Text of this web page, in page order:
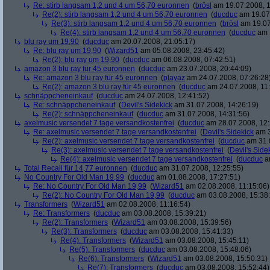
Re: stirb langsam 1,2 und 4 um 56,70 euronnen (brösl am 19.07.2008,
Re(2): stirb langsam 1,2 und 4 um 56,70 euronnen (ducduc am
Re(3): stirb langsam 1,2 und 4 um 56,70 euronnen (brösl am
Re(4): stirb langsam 1,2 und 4 um 56,70 euronnen (ducduc am
blu ray um 19,90 (ducduc am 20.07.2008, 21:05:17)
Re: blu ray um 19,90 (Wizard51 am 05.08.2008, 23:45:42)
Re(2): blu ray um 19,90 (ducduc am 06.08.2008, 07:42:51)
amazon 3 blu ray für 45 euronnen (ducduc am 23.07.2008, 20:44:09)
Re: amazon 3 blu ray für 45 euronnen (playaz am 24.07.2008,
Re(2): amazon 3 blu ray für 45 euronnen (ducduc am 24.07.2008,
schnäppcheneinkauf(ducduc am 24.07.2008, 12:41:52)
Re: schnäppcheneinkauf(Devil's Sidekick am 31.07.2008, 14:26:19)
Re(2): schnäppcheneinkauf(ducduc am 31.07.2008, 14:31:56)
axelmusic versendet 7 tage versandkostenfrei (ducduc am 28.07.2008,
Re: axelmusic versendet 7 tage versandkostenfrei (Devil's Sidekick am
Re(2): axelmusic versendet 7 tage versandkostenfrei (ducduc am
Re(3): axelmusic versendet 7 tage versandkostenfrei (Devil's
Re(4): axelmusic versendet 7 tage versandkostenfrei (ducduc
Total Recall für 14,77 euronnen (ducduc am 31.07.2008, 12:25:55)
No Country For Old Man 19,99 (ducduc am 01.08.2008, 17:27:51)
Re: No Country For Old Man 19,99 (Wizard51 am 02.08.2008, 11:15:06)
Re(2): No Country For Old Man 19,99 (ducduc am 03.08.2008,
Transformers (Wizard51 am 02.08.2008, 11:16:54)
Re: Transformers (ducduc am 03.08.2008, 15:39:21)
Re(2): Transformers (Wizard51 am 03.08.2008, 15:39:56)
Re(3): Transformers (ducduc am 03.08.2008, 15:41:33)
Re(4): Transformers (Wizard51 am 03.08.2008, 15:45:11)
Re(5): Transformers (ducduc am 03.08.2008, 15:48:06)
Re(6): Transformers (Wizard51 am 03.08.2008, 15:50:31)
Re(7): Transformers (ducduc am 03.08.2008, 15:52:44)